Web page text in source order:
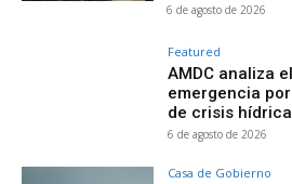
6 de agosto de 2026
Featured
AMDC analiza
emergencia
de crisis
6 de agosto de 2026
Casa de Gobierno